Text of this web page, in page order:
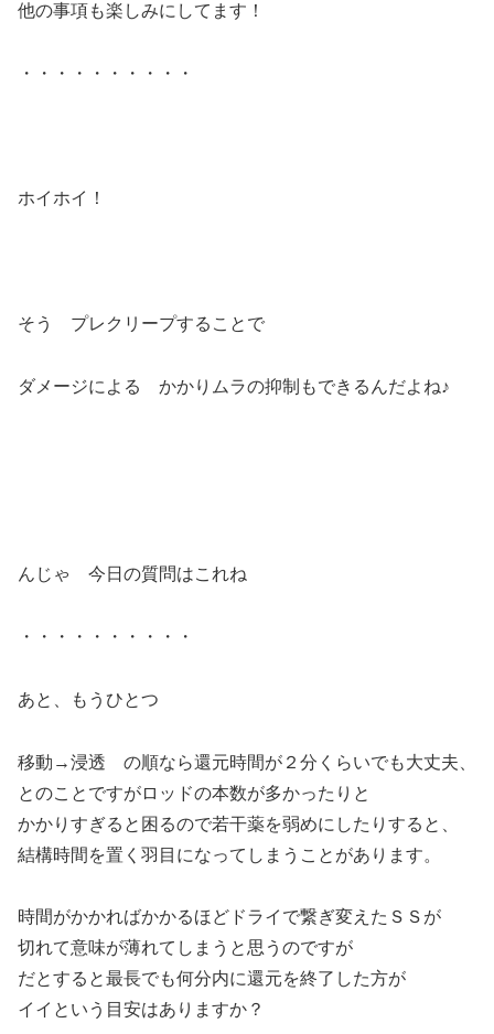
他の事項も楽しみにしてます！
・・・・・・・・・・
ホイホイ！
そう プレクリープすることで
ダメージによる かかりムラの抑制もできるんだよね♪
んじゃ 今日の質問はこれね
・・・・・・・・・・
あと、もうひとつ
移動→浸透 の順なら還元時間が２分くらいでも大丈夫、
とのことですがロッドの本数が多かったりと
かかりすぎると困るので若干薬を弱めにしたりすると、
結構時間を置く羽目になってしまうことがあります。
時間がかかればかかるほどドライで繋ぎ変えたＳＳが
切れて意味が薄れてしまうと思うのですが
だとすると最長でも何分内に還元を終了した方が
イイという目安はありますか？